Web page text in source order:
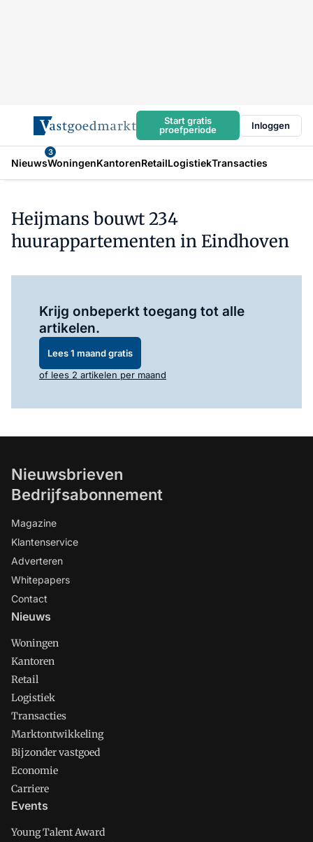
Start gratis
proefperiode
Inloggen
Nieuws
3
WoningenKantorenRetailLogistiekTransacties
Heijmans bouwt 234
huurappartementen in Eindhoven
Krijg onbeperkt toegang tot alle
artikelen.
Lees 1 maand gratis
of lees 2 artikelen per maand
Nieuwsbrieven
Bedrijfsabonnement
Magazine
Klantenservice
Adverteren
Whitepapers
Contact
Nieuws
Woningen
Kantoren
Retail
Logistiek
Transacties
Marktontwikkeling
Bijzonder vastgoed
Economie
Carriere
Events
Young Talent Award